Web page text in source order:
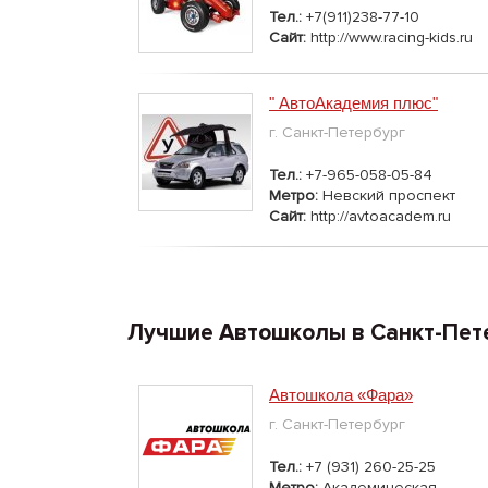
Тел.: +7(911)238-77-10
Сайт: http://www.racing-kids.ru
" АвтоАкадемия плюс"
г. Санкт-Петербург
Тел.: +7-965-058-05-84
Метро: Невский проспект
Сайт: http://avtoacadem.ru
Лучшие Автошколы в Санкт-
Автошкола «Фара»
г. Санкт-Петербург
Тел.: +7 (931) 260-25-25